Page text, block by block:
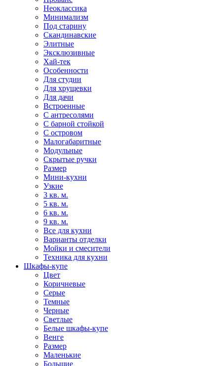
Неоклассика
Минимализм
Под старину
Скандинавские
Элитные
Эксклюзивные
Хай-тек
Особенности
Для студии
Для хрущевки
Для дачи
Встроенные
С антресолями
С барной стойкой
С островом
Малогабаритные
Модульные
Скрытые ручки
Размер
Мини-кухни
Узкие
3 кв. м.
5 кв. м.
6 кв. м.
9 кв. м.
Все для кухни
Варианты отделки
Мойки и смесители
Техника для кухни
Шкафы-купе
Цвет
Коричневые
Серые
Темные
Черные
Светлые
Белые шкафы-купе
Венге
Размер
Маленькие
Большие